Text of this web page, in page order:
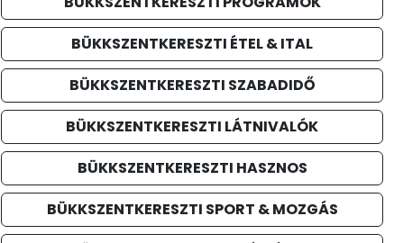
BÜKKSZENTKERESZTI ÉTEL & ITAL
BÜKKSZENTKERESZTI SZABADIDŐ
BÜKKSZENTKERESZTI LÁTNIVALÓK
BÜKKSZENTKERESZTI HASZNOS
BÜKKSZENTKERESZTI SPORT & MOZGÁS